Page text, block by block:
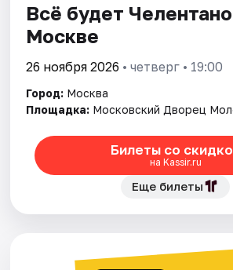
Всё будет
Москве
26 ноября 2026 • четверг • 19:00
Город: Москва
Площадка: Московский Дворец
Билеты со
на Kassir.ru
Еще билеты